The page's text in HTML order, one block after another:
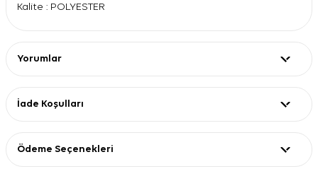
Kalite : POLYESTER
Yorumlar
İade Koşulları
Ödeme Seçenekleri